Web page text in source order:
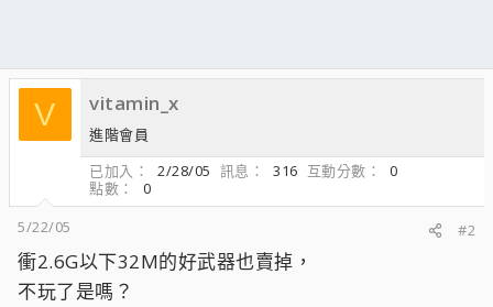
V vitamin_x
進階會員
已加入
2/28/05 訊息 316 互動分數
0
點數
0
5/22/05
#2
衝2.6G以下32M的好武器也賣掉，
不玩了是嗎？